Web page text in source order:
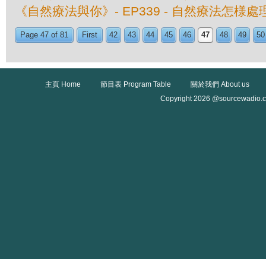
《自然療法與你》- EP339 - 自然療法怎様處
Page 47 of 81 First 42 43 44 45 46 47 48 49 50
主頁 Home 節目表 Program Table
關於我們 About us
Copyright 2026